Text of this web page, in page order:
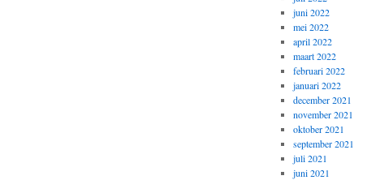
juni 2022
mei 2022
april 2022
maart 2022
februari 2022
januari 2022
december 2021
november 2021
oktober 2021
september 2021
juli 2021
juni 2021